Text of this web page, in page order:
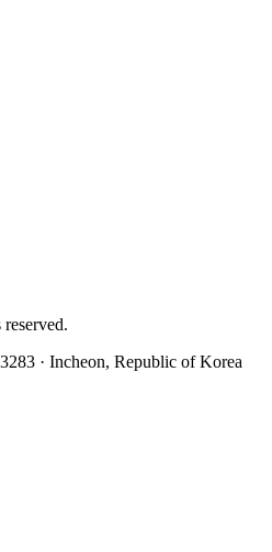
· Incheon, Republic of Korea